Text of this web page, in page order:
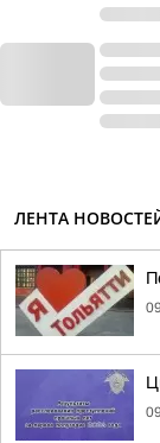
ЛЕНТА